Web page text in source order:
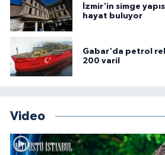
İzmir'in simge
hayat buluyor
Gabar'da petrol
200 varil
Video